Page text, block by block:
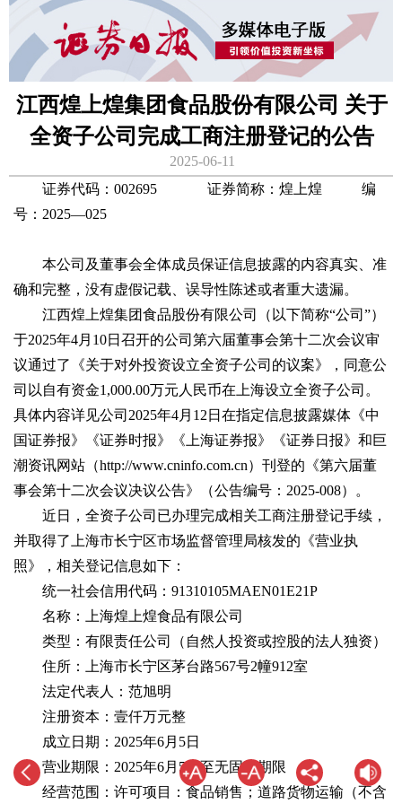
江西煌上煌集团食品股份有限公司 关于
全资子公司完成工商注册登记的公告
2025-06-11
证券代码：002695 证券简称：煌上煌 编
号：2025—025
本公司及董事会全体成员保证信息披露的内容真实、准
确和完整，没有虚假记载、误导性陈述或者重大遗漏。
江西煌上煌集团食品股份有限公司（以下简称“公司”）
于2025年4月10日召开的公司第六届董事会第十二次会议审
议通过了《关于对外投资设立全资子公司的议案》，同意公
司以自有资金1,000.00万元人民币在上海设立全资子公司。
具体内容详见公司2025年4月12日在指定信息披露媒体《中
国证券报》《证券时报》《上海证券报》《证券日报》和巨
潮资讯网站（http://www.cninfo.com.cn）刊登的《第六届董
事会第十二次会议决议公告》（公告编号：2025-008）。
近日，全资子公司已办理完成相关工商注册登记手续，
并取得了上海市长宁区市场监督管理局核发的《营业执
照》，相关登记信息如下：
统一社会信用代码：91310105MAEN01E21P
名称：上海煌上煌食品有限公司
类型：有限责任公司（自然人投资或控股的法人独资）
住所：上海市长宁区茅台路567号2幢912室
法定代表人：范旭明
注册资本：壹仟万元整
成立日期：2025年6月5日
营业期限：2025年6月5日至无固定期限
经营范围：许可项目：食品销售；道路货物运输（不含